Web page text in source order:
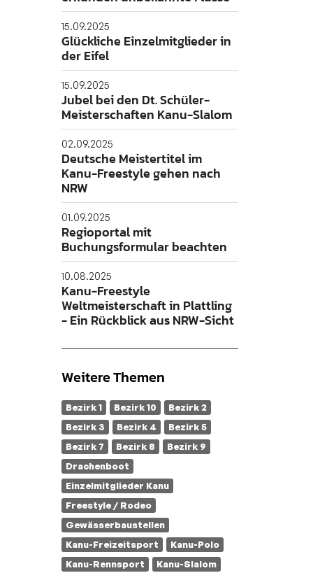
15.09.2025
Glückliche Einzelmitglieder in
der Eifel
15.09.2025
Jubel bei den Dt. Schüler-
Meisterschaften Kanu-Slalom
02.09.2025
Deutsche Meistertitel im
Kanu-Freestyle gehen nach
NRW
01.09.2025
Regioportal mit
Buchungsformular beachten
10.08.2025
Kanu-Freestyle
Weltmeisterschaft in Plattling
- Ein Rückblick aus NRW-Sicht
Weitere Themen
Bezirk 1 Bezirk 10
Bezirk 2
Bezirk 3
Bezirk 4
Bezirk 5
Bezirk 7
Bezirk 8
Bezirk 9
Drachenboot
Einzelmitglieder Kanu
Freestyle / Rodeo
Gewässerbaustellen
Kanu-Freizeitsport
Kanu-Polo
Kanu-Rennsport
Kanu-Slalom